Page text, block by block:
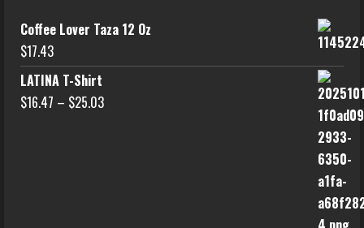
Coffee Lover Taza 12 Oz
$17.43
LATINA T-Shirt
$16.47 – $25.03